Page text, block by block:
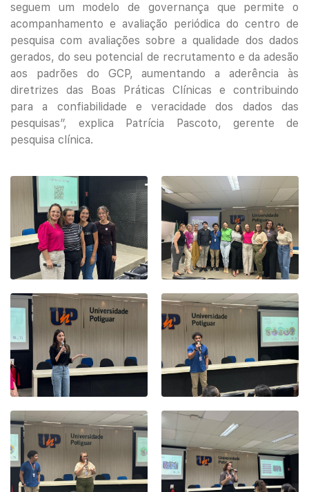
seguem um modelo de governança que permite o
acompanhamento e avaliação periódica do centro de
pesquisa com avaliações sobre a qualidade dos dados
gerados, do seu potencial de recrutamento e da adesão
aos padrões do GCP, aumentando a aderência às
diretrizes das Boas Práticas Clínicas e contribuindo
para a confiabilidade e veracidade dos dados das
pesquisas”, explica Patrícia Pascoto, gerente de
pesquisa clínica.